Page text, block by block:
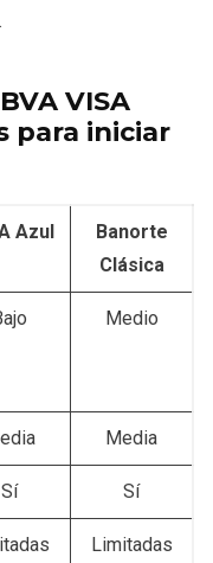
VISA
para iniciar
Azul
Banorte
Clásica
Medio
Media
Sí Sí
Limitadas